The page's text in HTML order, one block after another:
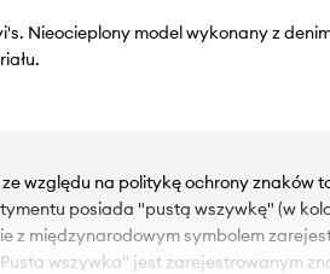
Nieocieplony model wykonany z
względu na politykę ochrony znaków
posiada "pustą wszywkę" (w
z międzynarodowym symbolem
wszywka" jest zarejestrowanym